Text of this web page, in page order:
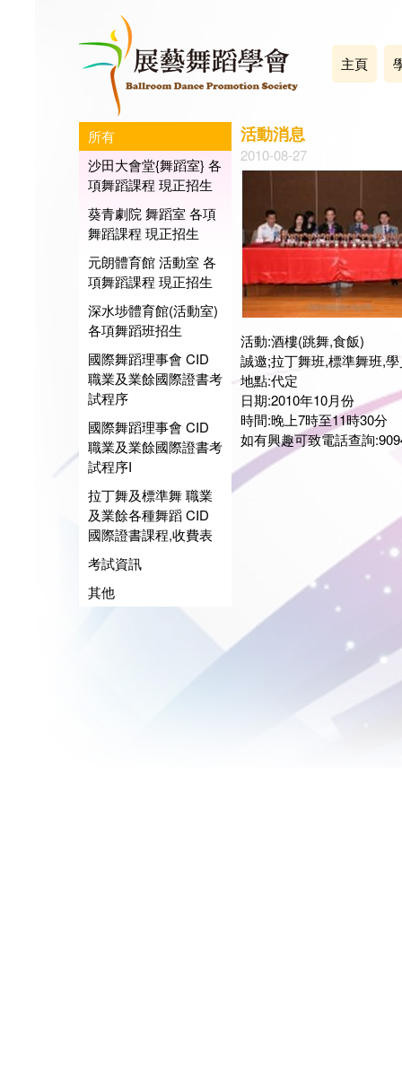
主頁
所有
沙田大會堂{舞蹈室} 各
項舞蹈課程 現正招生
葵青劇院 舞蹈室 各項
舞蹈課程 現正招生
元朗體育館 活動室 各
項舞蹈課程 現正招生
深水埗體育館(活動室)
各項舞蹈班招生
國際舞蹈理事會 CID
職業及業餘國際證書考
試程序
國際舞蹈理事會 CID
職業及業餘國際證書考
試程序I
拉丁舞及標準舞 職業
及業餘各種舞蹈 CID
國際證書課程,收費表
考試資訊
其他
活動消息
2010-08-27
活動:酒樓(跳舞,食飯)
誠邀;拉丁舞班,標準舞班,
地點:代定
日期:2010年10月份
時間:晚上7時至11時30分
如有興趣可致電話查詢